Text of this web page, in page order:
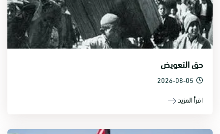
حق التعويض
2026-08-05
اقرأ المزيد